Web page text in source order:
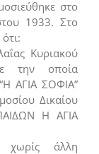
στο
1933. Στο
Κυριακού
την οποία
ΑΓΙΑ ΣΟΦΙΑ”
Δικαίου
Η ΑΓΙΑ
χωρίς άλλη